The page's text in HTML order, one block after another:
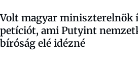
Volt magyar miniszterelnök
petíciót, ami Putyint
bíróság elé idézné